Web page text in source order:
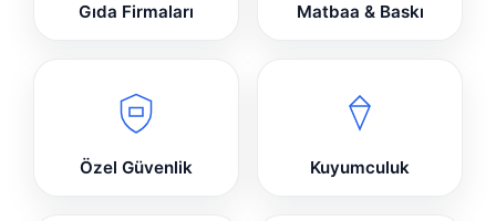
Gıda Firmaları Matbaa & Baskı
Özel Güvenlik Kuyumculuk